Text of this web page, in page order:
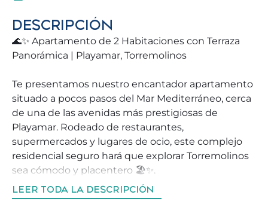
DESCRIPCIÓN
🌊✨ Apartamento de 2 Habitaciones con Terraza
Panorámica | Playamar, Torremolinos
Te presentamos nuestro encantador apartamento
situado a pocos pasos del Mar Mediterráneo, cerca
de una de las avenidas más prestigiosas de
Playamar. Rodeado de restaurantes,
supermercados y lugares de ocio, este complejo
residencial seguro hará que explorar Torremolinos
sea cómodo y placentero 🏖️✨.
No pierdas la oportunidad de reservar esta
propiedad que garantizará unas vacaciones
LEER TODA LA DESCRIPCIÓN